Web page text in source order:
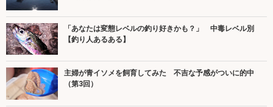
「あなたは変態レベルの釣り好きかも？」 中毒レベル別
【釣り人あるある】
主婦が青イソメを飼育してみた 不吉な予感がついに的中
（第3回）